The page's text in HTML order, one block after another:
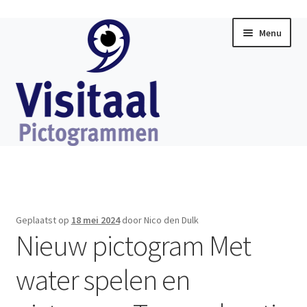
inhoud
Menu
Software
Producten
Geplaatst op 18 mei 2024 door Nico den Dulk
Nieuw pictogram Met
water spelen en